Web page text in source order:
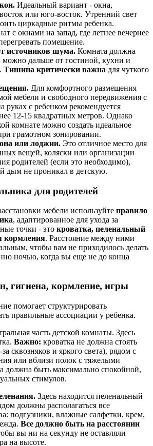
Идеальный вариант - окна,
или юго-восток. Утренний свет
циркадные ритмы ребенка.
с окнами на запад, где летнее вечернее
помещение.
источников шума. Комната должна
можно дальше от гостиной, кухни и
Тишина критически важна для чуткого
Для комфортного размещения
мебели и свободного передвижения с
руках с ребенком рекомендуется
12-15 квадратных метров. Однако
комнате можно создать идеальное
грамотном зонировании.
или лоджии. Это отличное место для
вещей, коляски или организации
родителей (если это необходимо),
дым не проникал в детскую.
для родителей
мебели используйте правило
, адаптированное для ухода за
точки - это кроватка, пеленальный
кормления. Расстояние между ними
чтобы вам не приходилось делать
ночью, когда вы еще не до конца
гигиена, кормление, игры
помогает структурировать
правильные ассоциации у ребенка.
часть детской комнаты. Здесь
Важно: кроватка не должна стоять
сквозняков и яркого света), рядом с
или вблизи полок с тяжелыми
должна быть максимально спокойной,
стимулов.
Здесь находится пеленальный
должны располагаться все
подгузники, влажные салфетки, крем,
Все должно быть на расстоянии
вы ни на секунду не оставляли
на высоте.